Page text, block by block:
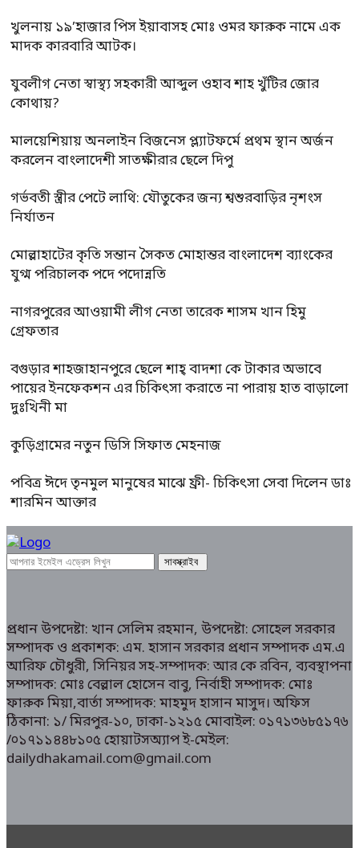
খুলনায় ১৯’হাজার পিস ইয়াবাসহ মোঃ ওমর ফারুক নামে এক
মাদক কারবারি আটক।
যুবলীগ নেতা স্বাস্থ্য সহকারী আব্দুল ওহাব শাহ খুঁটির জোর
কোথায়?
মালয়েশিয়ায় অনলাইন বিজনেস প্ল্যাটফর্মে প্রথম স্থান অর্জন
করলেন বাংলাদেশী সাতক্ষীরার ছেলে দিপু
গর্ভবতী স্ত্রীর পেটে লাথি: যৌতুকের জন্য শ্বশুরবাড়ির নৃশংস
নির্যাতন
মোল্লাহাটের কৃতি সন্তান সৈকত মোহান্তর বাংলাদেশ ব্যাংকের
যুগ্ম পরিচালক পদে পদোন্নতি
নাগরপুরের আওয়ামী লীগ নেতা তারেক শাসম খান হিমু
গ্রেফতার
বগুড়ার শাহজাহানপুরে ছেলে শাহ্ বাদশা কে টাকার অভাবে
পায়ের ইনফেকশন এর চিকিৎসা করাতে না পারায় হাত বাড়ালো
দুঃখিনী মা
কুড়িগ্রামের নতুন ডিসি সিফাত মেহনাজ
পবিত্র ঈদে তৃনমুল মানুষের মাঝে ফ্রী- চিকিৎসা সেবা দিলেন ডাঃ
শারমিন আক্তার
প্রধান উপদেষ্টা: খান সেলিম রহমান, উপদেষ্টা: সোহেল সরকার
সম্পাদক ও প্রকাশক: এম. হাসান সরকার প্রধান সম্পাদক এম.এ
আরিফ চৌধুরী, সিনিয়র সহ-সম্পাদক: আর কে রবিন, ব্যবস্থাপনা
সম্পাদক: মোঃ বেল্লাল হোসেন বাবু, নির্বাহী সম্পাদক: মোঃ
ফারুক মিয়া,বার্তা সম্পাদক: মাহমুদ হাসান মাসুদ। অফিস
ঠিকানা: ১/ মিরপুর-১০, ঢাকা-১২১৫ মোবাইল: ০১৭১৩৬৮৫১৭৬
/০১৭১১৪৪৮১০৫ হোয়াটসঅ্যাপ ই-মেইল:
dailydhakamail.com@gmail.com